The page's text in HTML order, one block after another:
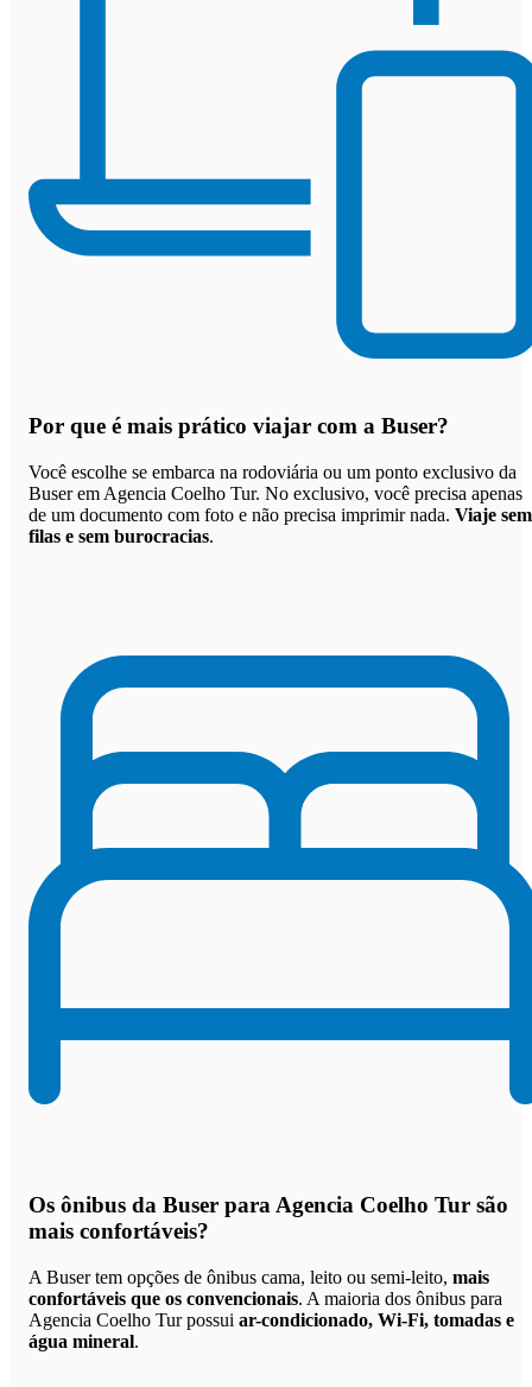
Por que é mais prático viajar com a Buser?
Você escolhe se embarca na rodoviária ou um ponto exclusivo da
Buser em Agencia Coelho Tur. No exclusivo, você precisa apenas
de um documento com foto e não precisa imprimir nada. Viaje sem
filas e sem burocracias.
Os ônibus da Buser para Agencia Coelho Tur são
mais confortáveis?
A Buser tem opções de ônibus cama, leito ou semi-leito, mais
confortáveis que os convencionais. A maioria dos ônibus para
Agencia Coelho Tur possui ar-condicionado, Wi-Fi, tomadas e
água mineral.